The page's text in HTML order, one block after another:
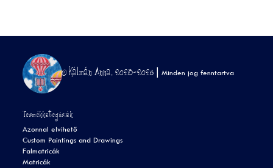
© Kálmán Anna, 2023-2026 |Minden jog fenntartva
Termékkategóriák
Azonnal elvihető
Custom Paintings and Drawings
Falmatricák
Matricák